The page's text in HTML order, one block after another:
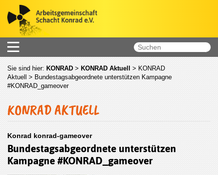
Sie sind hier: KONRAD > KONRAD Aktuell > KONRAD
Aktuell
> Bundestagsabgeordnete unterstützen Kampagne
#KONRAD_gameover
KONRAD AKTUELL
Konrad konrad-gameover
Bundestagsabgeordnete unterstützen
Kampagne #KONRAD_gameover